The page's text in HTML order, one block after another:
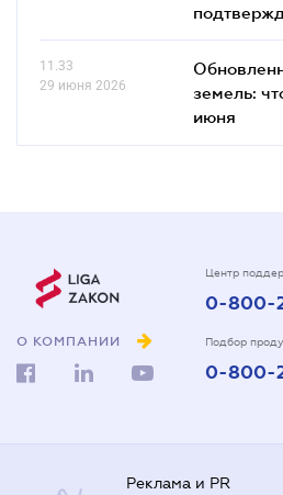
11.33
29 июня 2026
земель:
июня
О КОМПАНИИ
Центр
0-800-
Подбор
0-800-
Реклама и PR